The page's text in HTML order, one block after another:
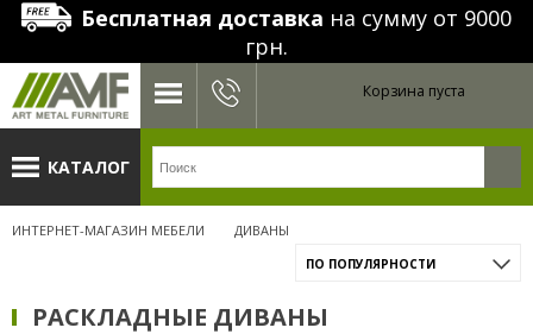
Бесплатная доставка на сумму от 9000
грн.
Корзина пуста
КАТАЛОГ
ИНТЕРНЕТ-МАГАЗИН МЕБЕЛИ ДИВАНЫ
ПО ПОПУЛЯРНОСТИ
РАСКЛАДНЫЕ ДИВАНЫ